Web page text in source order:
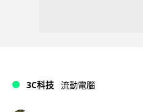
3C科技 流動電腦